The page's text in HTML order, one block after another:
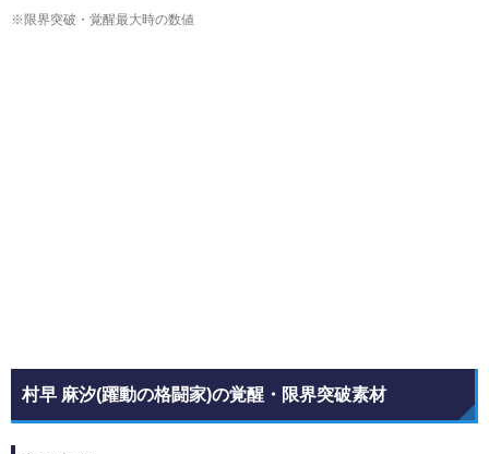
※限界突破・覚醒最大時の数値
村早 麻汐(躍動の格闘家)の覚醒・限界突破素材